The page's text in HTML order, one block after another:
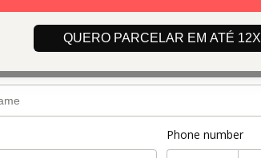
QUERO PARCELAR EM ATÉ 12X
Phone number